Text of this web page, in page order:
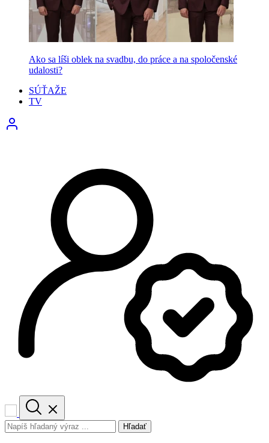
Ako sa líši oblek na svadbu, do práce a na spoločenské
udalosti?
SÚŤAŽE
TV
Hľadať